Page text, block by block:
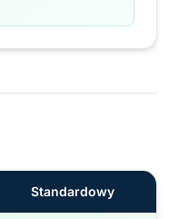
Standardowy